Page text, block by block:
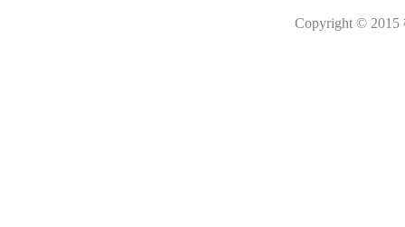
Copyright ©